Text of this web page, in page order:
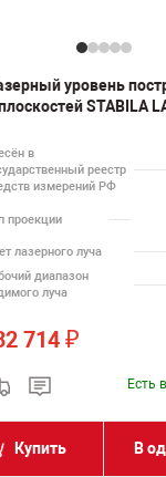
уровень
STABILA
в
реестр
измерений РФ
проекции
лазерного луча
диапазон
луча
714 ₽
Есть
Купить В